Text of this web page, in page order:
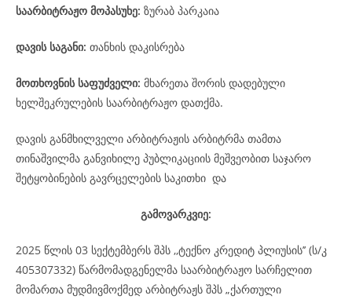
საარბიტრაჟო მოპასუხე: ზურაბ პარკაია
დავის საგანი: თანხის დაკისრება
მოთხოვნის საფუძველი: მხარეთა შორის დადებული
ხელშეკრულების საარბიტრაჟო დათქმა.
დავის განმხილველი არბიტრაჟის არბიტრმა თამთა
თინაშვილმა განვიხილე პუბლიკაციის მეშვეობით საჯარო
შეტყობინების გავრცელების საკითხი და
გამოვარკვიე:
2025 წლის 03 სექტემბერს შპს ,,ტექნო კრედიტ პლიუსის’’ (ს/კ
405307332) წარმომადგენელმა საარბიტრაჟო სარჩელით
მომართა მუდმივმოქმედ არბიტრაჟს შპს „ქართული